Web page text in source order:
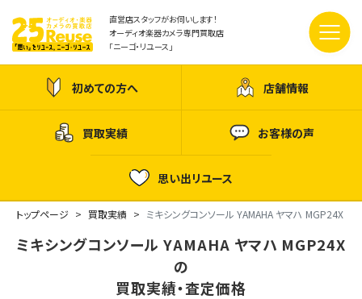
直営店スタッフがお伺いします！
オーディオ楽器カメラ専門買取店
「ニーゴ・リユース」
初めての方へ 店舗情報
買取実績 お客様の声
思い出リユース
トップページ 買取実績 ミキシングコンソール YAMAHA ヤマハ MGP24X
ミキシングコンソール YAMAHA ヤマハ MGP24X
の
買取実績・査定価格